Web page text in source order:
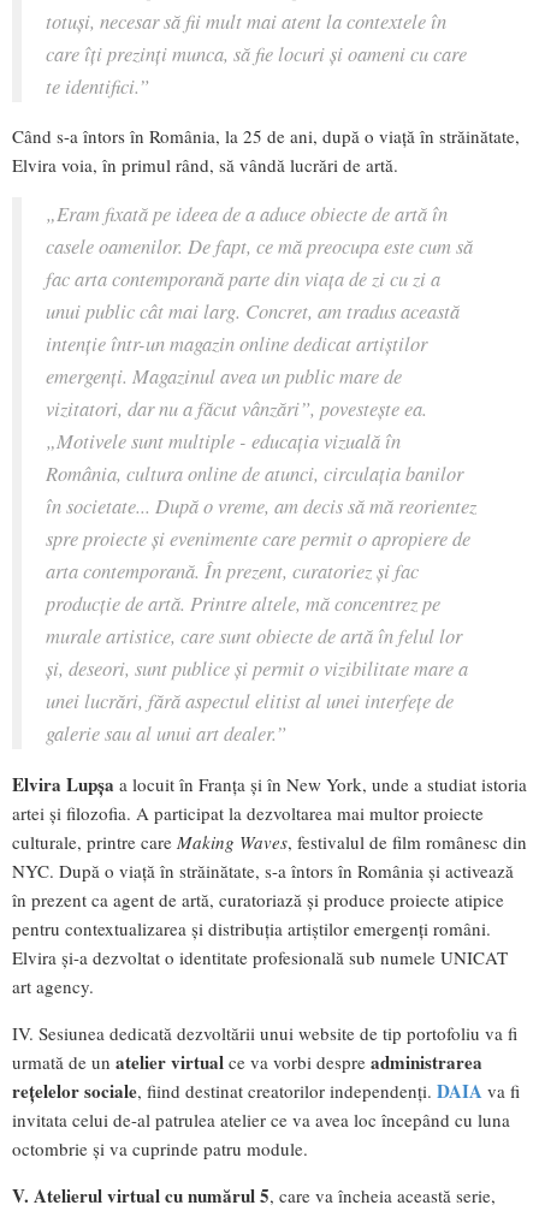
totuși, necesar să fii mult mai atent la contextele în
care îți prezinți munca, să fie locuri și oameni cu care
te identifici.”
Când s-a întors în România, la 25 de ani, după o viață în străinătate,
Elvira voia, în primul rând, să vândă lucrări de artă.
„Eram fixată pe ideea de a aduce obiecte de artă în
casele oamenilor. De fapt, ce mă preocupa este cum să
fac arta contemporană parte din viața de zi cu zi a
unui public cât mai larg. Concret, am tradus această
intenție într-un magazin online dedicat artiștilor
emergenți. Magazinul avea un public mare de
vizitatori, dar nu a făcut vânzări”, povestește ea.
„Motivele sunt multiple - educația vizuală în
România, cultura online de atunci, circulația banilor
în societate... După o vreme, am decis să mă reorientez
spre proiecte și evenimente care permit o apropiere de
arta contemporană. În prezent, curatoriez și fac
producție de artă. Printre altele, mă concentrez pe
murale artistice, care sunt obiecte de artă în felul lor
și, deseori, sunt publice și permit o vizibilitate mare a
unei lucrări, fără aspectul elitist al unei interfețe de
galerie sau al unui art dealer.”
Elvira Lupșa a locuit în Franța și în New York, unde a studiat istoria
artei și filozofia. A participat la dezvoltarea mai multor proiecte
culturale, printre care Making Waves, festivalul de film românesc din
NYC. După o viață în străinătate, s-a întors în România și activează
în prezent ca agent de artă, curatoriază și produce proiecte atipice
pentru contextualizarea și distribuția artiștilor emergenți români.
Elvira și-a dezvoltat o identitate profesională sub numele UNICAT
art agency.
IV. Sesiunea dedicată dezvoltării unui website de tip portofoliu va fi
urmată de un atelier virtual ce va vorbi despre administrarea
rețelelor sociale, fiind destinat creatorilor independenți. DAIA va fi
invitata celui de-al patrulea atelier ce va avea loc începând cu luna
octombrie și va cuprinde patru module.
V. Atelierul virtual cu numărul 5, care va încheia această serie,